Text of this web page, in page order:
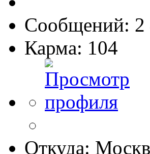
Сообщений: 2
Карма: 104
Откуда: